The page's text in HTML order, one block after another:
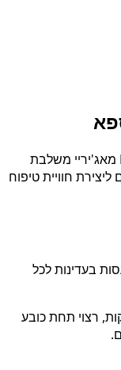
סדרת Spa Dead Sea Secret של Magiray מאג'יריי משלבת
חוויית טיפוח
בעדינות לכל
את המסכה למשך 3 עד 5 דקות, רצוי תחת כובע